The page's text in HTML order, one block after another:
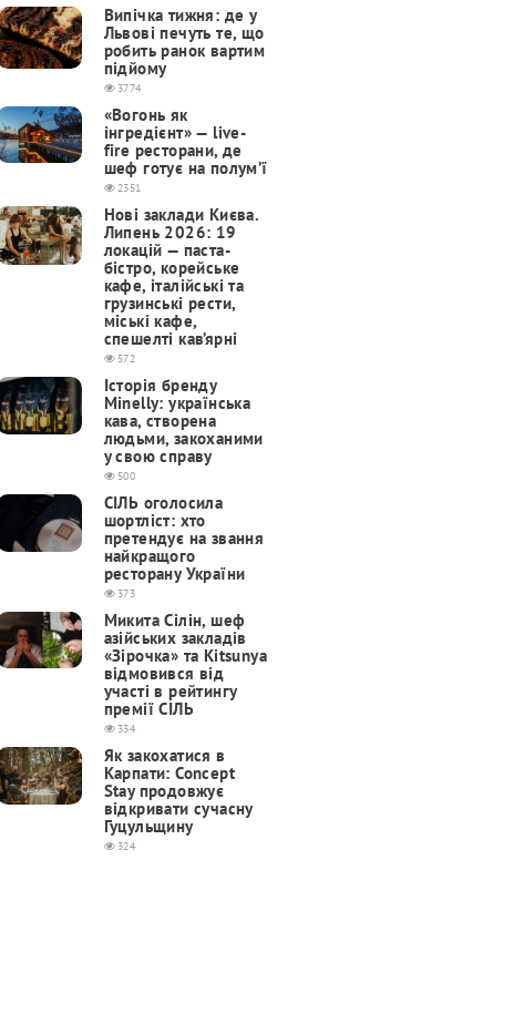
Випічка тижня: де у
Львові печуть те, що
робить ранок вартим
підйому
3774
«Вогонь як
інгредієнт» — live-
fire ресторани, де
шеф готує на полум’ї
2351
Нові заклади Києва.
Липень 2026: 19
локацій — паста-
бістро, корейське
кафе, італійські та
грузинські рести,
міські кафе,
спешелті кав’ярні
572
Історія бренду
Minelly: українська
кава, створена
людьми, закоханими
у свою справу
500
СІЛЬ оголосила
шортліст: хто
претендує на звання
найкращого
ресторану України
373
Микита Сілін, шеф
азійських закладів
«Зірочка» та Kitsunya
відмовився від
участі в рейтингу
премії СІЛЬ
334
Як закохатися в
Карпати: Concept
Stay продовжує
відкривати сучасну
Гуцульщину
324